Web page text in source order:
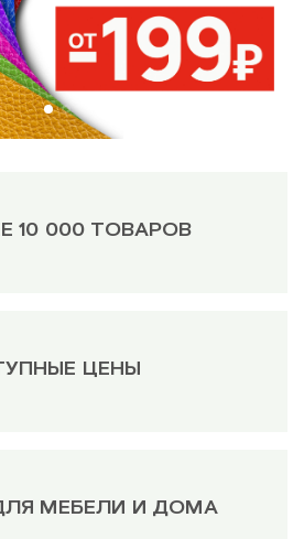
10 000 ТОВАРОВ
ЦЕНЫ
МЕБЕЛИ И ДОМА